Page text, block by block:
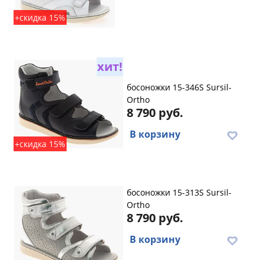
+скидка 15%
хит!
+скидка 15%
босоножки 15-346S Sursil-
Ortho
8 790 руб.
В корзину
босоножки 15-313S Sursil-
Ortho
8 790 руб.
В корзину